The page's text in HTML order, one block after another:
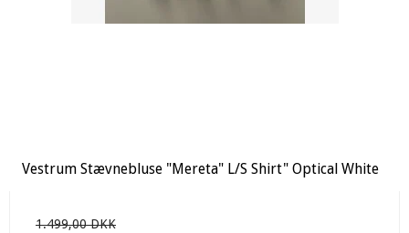
Vestrum Stævnebluse "Mereta" L/S Shirt" Optical White
1.499,00 DKK